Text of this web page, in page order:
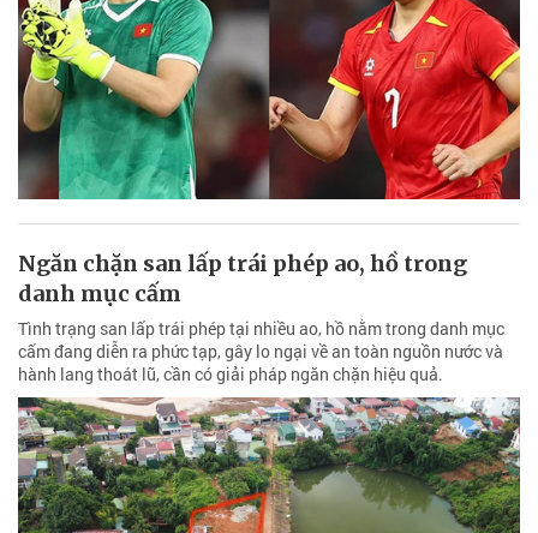
Ngăn chặn san lấp trái phép ao, hồ trong
danh mục cấm
Tình trạng san lấp trái phép tại nhiều ao, hồ nằm trong danh mục
cấm đang diễn ra phức tạp, gây lo ngại về an toàn nguồn nước và
hành lang thoát lũ, cần có giải pháp ngăn chặn hiệu quả.